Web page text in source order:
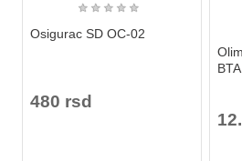
★ ★ ★ ★ ★
Osigurac SD OC-02
480 rsd